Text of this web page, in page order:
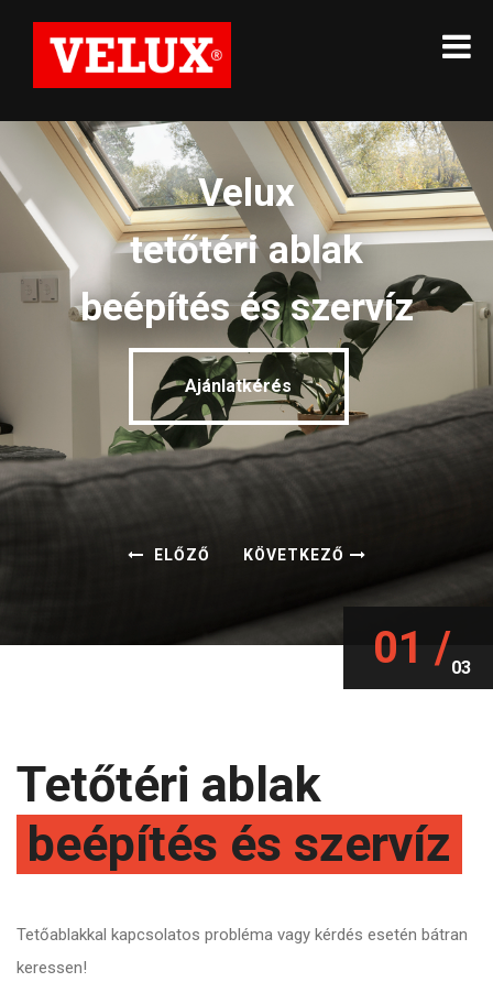
Velux
tetőtéri ablak
beépítés és szervíz
Ajánlatkérés
ELŐZŐ KÖVETKEZŐ
01 /03
Tetőtéri ablak
beépítés és szervíz
Tetőablakkal kapcsolatos probléma vagy kérdés esetén bátran
keressen!